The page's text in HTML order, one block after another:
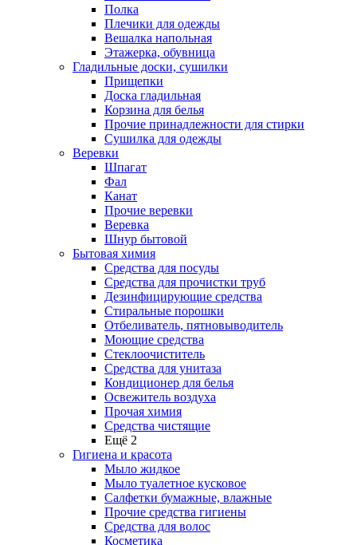
Полка
Плечики для одежды
Вешалка напольная
Этажерка, обувница
Гладильные доски, сушилки
Прищепки
Доска гладильная
Корзина для белья
Прочие принадлежности для стирки
Сушилка для одежды
Веревки
Шпагат
Фал
Канат
Прочие веревки
Веревка
Шнур бытовой
Бытовая химия
Средства для посуды
Средства для прочистки труб
Дезинфицирующие средства
Стиральные порошки
Отбеливатель, пятновыводитель
Моющие средства
Стеклоочиститель
Средства для унитаза
Кондиционер для белья
Освежитель воздуха
Прочая химия
Средства чистящие
Ещё 2
Гигиена и красота
Мыло жидкое
Мыло туалетное кусковое
Салфетки бумажные, влажные
Прочие средства гигиены
Средства для волос
Косметика